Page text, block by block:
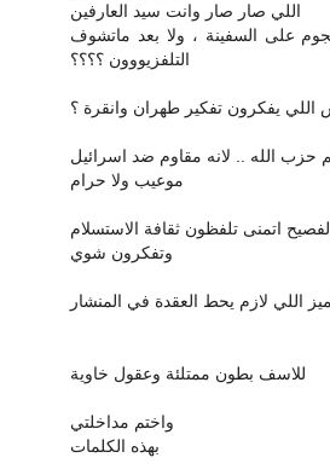
اللي صار صار وانت سيد العارفين
على السفينة ، ولا بعد ماتشوف
التلفزيووون ؟؟؟؟
يفكرون تفكير طهران وانقرة ؟
حزب الله .. لانه مقاوم ضد اسرائيل
موعيب ولا حرام
اتمنى تلفظون ثقافة الاستسلام
وتفكرون شوي
اللي لازم يحط العقدة في المنشار
للاسف بطون ممتلئة وعقول خاوية
واختم مداخلتي
بهذه الكلمات